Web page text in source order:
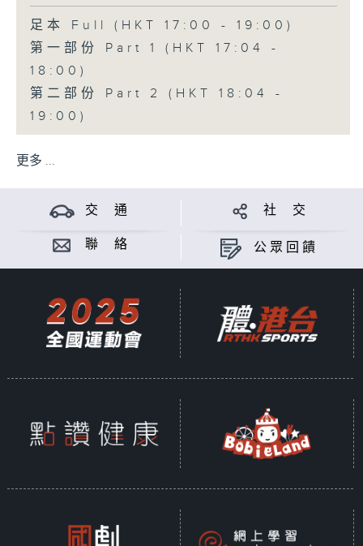
足本 Full (HKT 17:00 - 19:00)
第一部份 Part 1 (HKT 17:04 -
18:00)
第二部份 Part 2 (HKT 18:04 -
19:00)
更多 ...
交 通 社 交
聯 絡 公眾回饋